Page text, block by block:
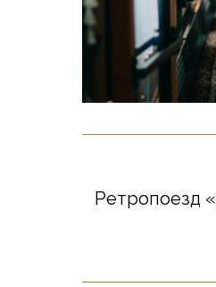
Ретропоезд «